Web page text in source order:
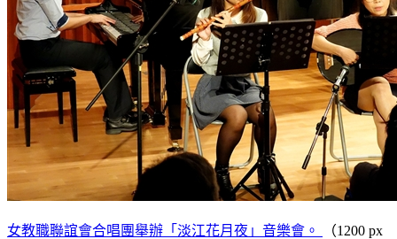
女教職聯誼會合唱團舉辦「淡江花月夜」音樂會。
（1200 px